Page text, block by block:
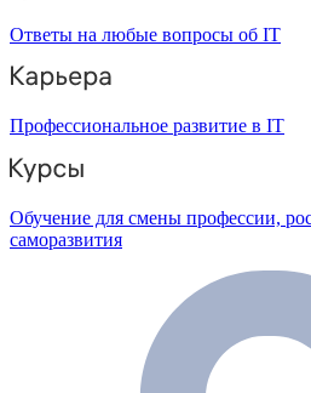
Ответы на любые вопросы об IT
Профессиональное развитие в IT
Обучение для смены профессии,
саморазвития